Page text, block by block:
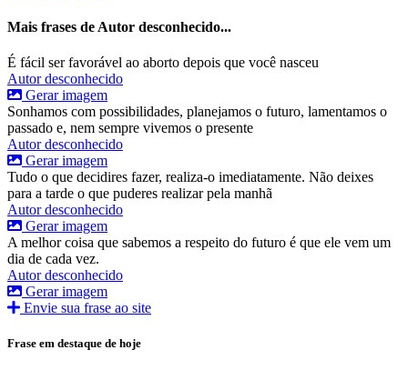
Mais frases de Autor desconhecido...
É fácil ser favorável ao aborto depois que você nasceu
Autor desconhecido
Gerar imagem
Sonhamos com possibilidades, planejamos o futuro, lamentamos o
passado e, nem sempre vivemos o presente
Autor desconhecido
Gerar imagem
Tudo o que decidires fazer, realiza-o imediatamente. Não deixes
para a tarde o que puderes realizar pela manhã
Autor desconhecido
Gerar imagem
A melhor coisa que sabemos a respeito do futuro é que ele vem um
dia de cada vez.
Autor desconhecido
Gerar imagem
Envie sua frase ao site
Frase em destaque de hoje